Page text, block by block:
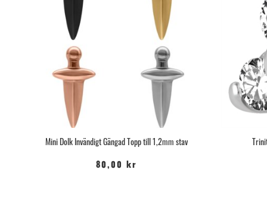
Mini Dolk Invändigt Gängad Topp till 1,2mm stav
80,00 kr